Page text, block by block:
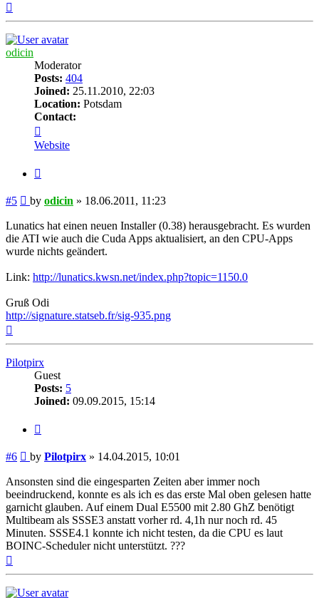
odicin
Moderator
Posts: 404
Joined: 25.11.2010, 22:03
Location: Potsdam
Contact:
odicin
Website
#5 Post
by odicin » 18.06.2011, 11:23
Lunatics hat einen neuen Installer (0.38) herausgebracht. Es wurden
die ATI wie auch die Cuda Apps aktualisiert, an den CPU-Apps
wurde nichts geändert.
Link: http://lunatics.kwsn.net/index.php?topic=1150.0
Gruß Odi
http://signature.statseb.fr/sig-935.png
Pilotpirx
Guest
Posts: 5
Joined: 09.09.2015, 15:14
#6 Post
by Pilotpirx » 14.04.2015, 10:01
Ansonsten sind die eingesparten Zeiten aber immer noch
beeindruckend, konnte es als ich es das erste Mal oben gelesen hatte
garnicht glauben. Auf einem Dual E5500 mit 2.80 GhZ benötigt
Multibeam als SSSE3 anstatt vorher rd. 4,1h nur noch rd. 45
Minuten. SSSE4.1 konnte ich nicht testen, da die CPU es laut
BOINC-Scheduler nicht unterstützt. ???